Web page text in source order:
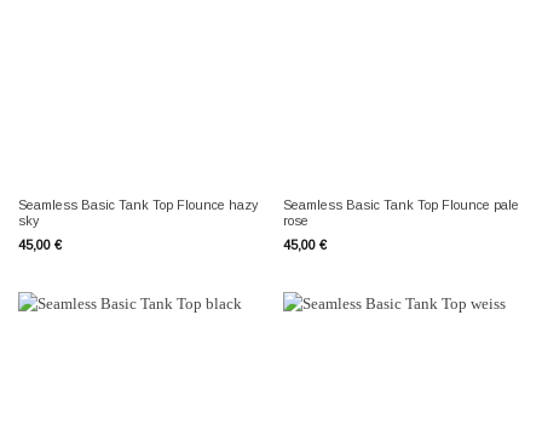
Seamless Basic Tank Top Flounce hazy
sky
45,00 €
Seamless Basic Tank Top Flounce pale
rose
45,00 €